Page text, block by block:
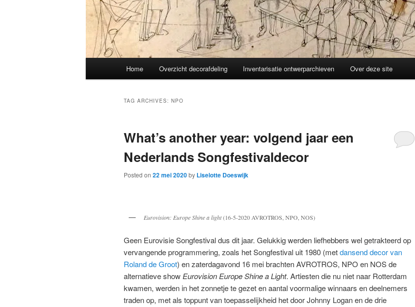
Home Overzicht decorafdeling Inventarisatie ontwerparchieven Over deze site
TAG ARCHIVES: NPO
What’s another year: volgend jaar een
Nederlands Songfestivaldecor
Posted on 22 mei 2020by Liselotte Doeswijk
Eurovision: Europe Shine a light(16-5-2020 AVROTROS, NPO, NOS)
Geen Eurovisie Songfestival dus dit jaar. Gelukkig werden liefhebbers wel getrakteerd op
vervangende programmering, zoals het Songfestival uit 1980 (metdansend decor van
Roland de Groot) en zaterdagavond 16 mei brachten AVROTROS, NPO en NOS de
alternatieve show Eurovision Europe Shine a Light. Artiesten die nu niet naar Rotterdam
kwamen, werden in het zonnetje te gezet en aantal voormalige winnaars en deelnemers
traden op, met als toppunt van toepasselijkheid het door Johnny Logan en de drie